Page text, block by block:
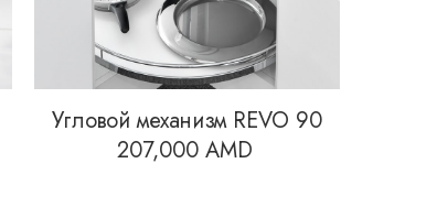
Угловой механизм REVO 90
207,000 AMD